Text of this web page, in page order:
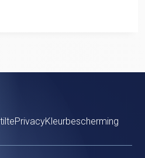
PrivacyKleurbescherming